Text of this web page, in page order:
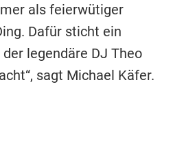
als feierwütiger
Dafür sticht ein
legendäre DJ Theo
sagt Michael Käfer.